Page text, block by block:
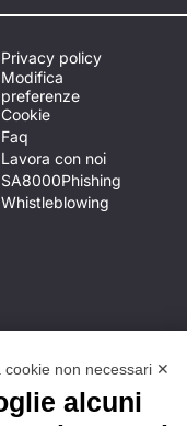
Privacy policy
Modifica
preferenze
Cookie
Faq
Lavora con noi
SA8000Phishing
Whistleblowing
cookie non necessari ✕
alcuni